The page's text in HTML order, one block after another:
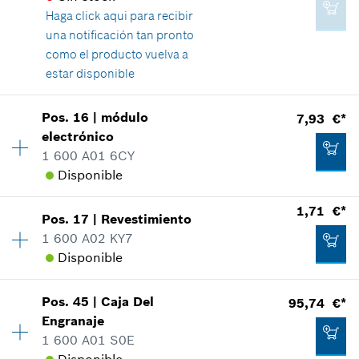
Agregar a cesta de la compra
Mostrar en figura
1,22 €*
*Recomendación de precio del fabricante no
vinculante, incluido IVA
Agregar a cesta de la compra
Haga click aqui para recibir
una notificación tan pronto
como el producto vuelva a
estar disponible
Grupo de precios:
Información sobre recambios
Relación de aplicaciones de una pieza
1,22 €*
*Recomendación de precio del fabricante no
vinculante, incluido IVA
Pos. 16 | módulo
electrónico
1 600 A01 6CY
Disponible
7,93 €*
Disponibilidad 1
Grupo de precios
Información sobre recambios
Relación de aplicaciones de una pieza
Mostrar en figura
Pos. 17 | Revestimiento
1 600 A02 KY7
Disponible
1,71 €*
Disponibilidad 1
Grupo de precios
Información sobre recambios
Pos.45 |Caja Del
Engranaje
1 600 A01 S0E
95,74 €*